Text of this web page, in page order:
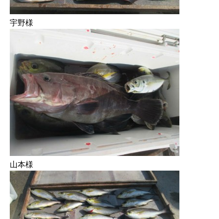
宇野様
山本様